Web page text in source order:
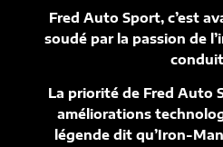
Fred Auto Sport, c’est
soudé par la passion de
La priorité de Fred Auto
améliorations
légende dit qu’Iron-